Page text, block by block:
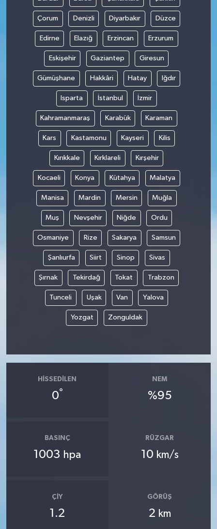
Çorum Denizli Diyarbakır Düzce
Edirne Elazığ Erzincan Erzurum
Eskişehir Gaziantep Giresun
Gümüşhane Hakkâri Hatay Iğdır
Isparta İstanbul İzmir
Kahramanmaraş Karabük Karaman
Kars Kastamonu Kayseri Kilis
Kırıkkale Kırklareli Kırşehir
Kocaeli Konya Kütahya Malatya
Manisa Mardin Mersin Muğla
Muş Nevşehir Niğde Ordu
Osmaniye Rize Sakarya Samsun
Şanlıurfa Siirt Sinop Sivas
Şırnak Tekirdağ Tokat Trabzon
Tunceli Uşak Van Yalova
Yozgat Zonguldak
HISSEDILEN
0°
NEM
%95
BASINÇ
1003 hpa
RÜZGAR
10 km/s
ÇIY
1.2
GÖRÜŞ
2 km